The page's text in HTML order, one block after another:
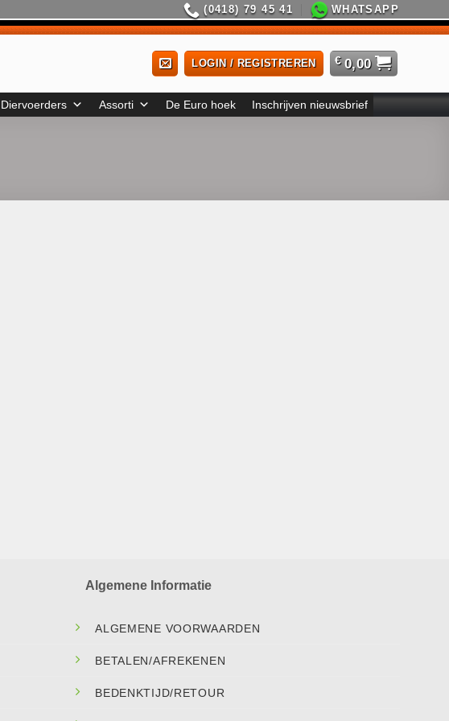
(0418) 79 45 41 WHATSAPP
LOGIN / REGISTREREN € 0,00
Diervoerders Assorti De Euro hoek Inschrijven nieuwsbrief
Algemene Informatie
ALGEMENE VOORWAARDEN
BETALEN/AFREKENEN
BEDENKTIJD/RETOUR